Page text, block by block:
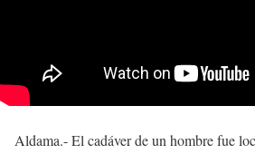
Aldama.- El cadáver de un hombre fue